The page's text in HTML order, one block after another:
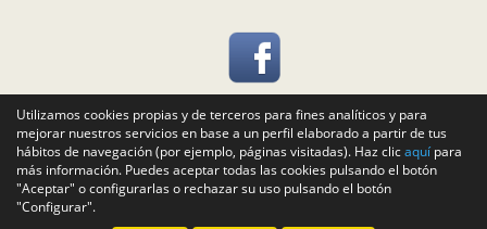
Copyright 2026 © GIRA - Software de gestión para automoción
Utilizamos cookies propias y de terceros para fines analíticos y para
mejorar nuestros servicios en base a un perfil elaborado a partir de tus
hábitos de navegación (por ejemplo, páginas visitadas). Haz clicaquí para
más información. Puedes aceptar todas las cookies pulsando el botón
"Aceptar" o configurarlas o rechazar su uso pulsando el botón
"Configurar".